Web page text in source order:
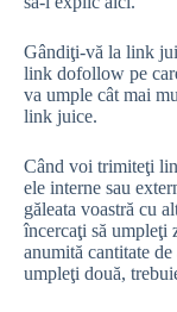
Gândiţi-vă la link
link dofollow pe
va umple cât mai
link juice.
Când voi trimiteţi
ele interne sau
găleata voastră cu
încercaţi să umpleţi
anumită cantitate
umpleţi două,